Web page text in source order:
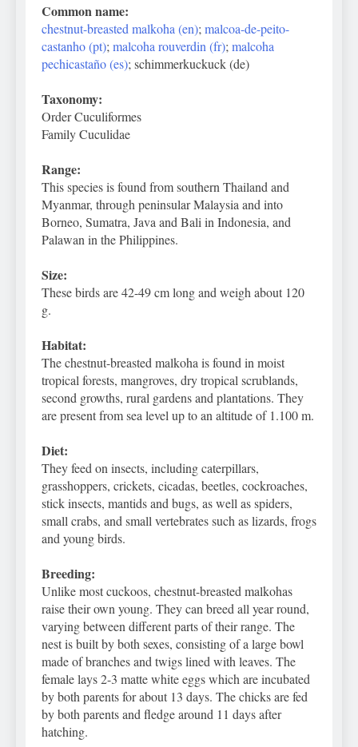
Common name:
chestnut-breasted malkoha (en); malcoa-de-peito-
castanho (pt); malcoha rouverdin (fr); malcoha
pechicastaño (es); schimmerkuckuck (de)
Taxonomy:
Order Cuculiformes
Family Cuculidae
Range:
This species is found from southern Thailand and
Myanmar, through peninsular Malaysia and into
Borneo, Sumatra, Java and Bali in Indonesia, and
Palawan in the Philippines.
Size:
These birds are 42-49 cm long and weigh about 120
g.
Habitat:
The chestnut-breasted malkoha is found in moist
tropical forests, mangroves, dry tropical scrublands,
second growths, rural gardens and plantations. They
are present from sea level up to an altitude of 1.100 m.
Diet:
They feed on insects, including caterpillars,
grasshoppers, crickets, cicadas, beetles, cockroaches,
stick insects, mantids and bugs, as well as spiders,
small crabs, and small vertebrates such as lizards, frogs
and young birds.
Breeding:
Unlike most cuckoos, chestnut-breasted malkohas
raise their own young. They can breed all year round,
varying between different parts of their range. The
nest is built by both sexes, consisting of a large bowl
made of branches and twigs lined with leaves. The
female lays 2-3 matte white eggs which are incubated
by both parents for about 13 days. The chicks are fed
by both parents and fledge around 11 days after
hatching.